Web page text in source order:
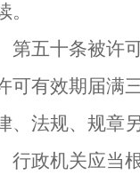
。
五十条被许可
可有效期届满
、法规、规章
政机关应当根